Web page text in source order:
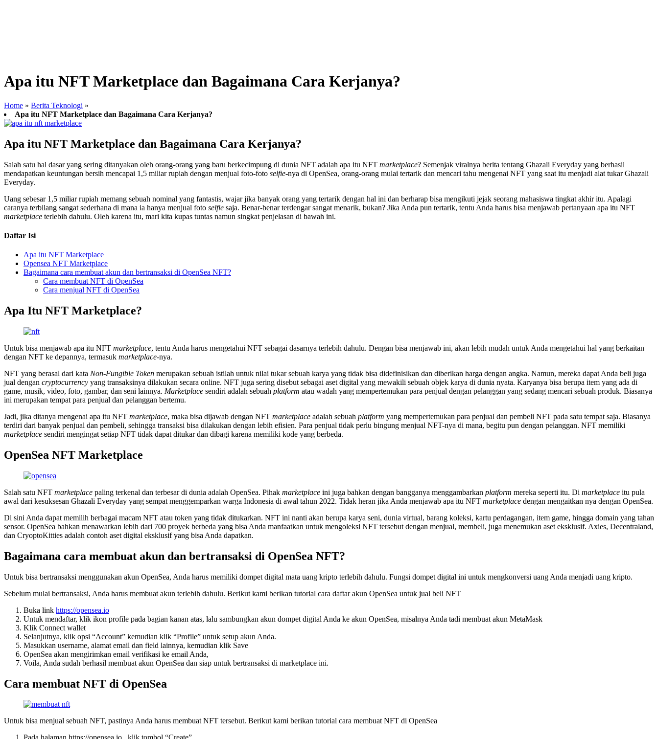
Apa itu NFT Marketplace dan Bagaimana Cara Kerjanya?
Home » Berita Teknologi »
Apa itu NFT Marketplace dan Bagaimana Cara Kerjanya?
Apa itu NFT Marketplace dan Bagaimana Cara Kerjanya?
Salah satu hal dasar yang sering ditanyakan oleh orang-orang yang baru berkecimpung di dunia NFT adalah apa itu NFT marketplace? Semenjak viralnya berita tentang Ghazali Everyday yang berhasil
mendapatkan keuntungan bersih mencapai 1,5 miliar rupiah dengan menjual foto-foto selfie-nya di OpenSea, orang-orang mulai tertarik dan mencari tahu mengenai NFT yang saat itu menjadi alat tukar Ghazali
Everyday.
Uang sebesar 1,5 miliar rupiah memang sebuah nominal yang fantastis, wajar jika banyak orang yang tertarik dengan hal ini dan berharap bisa mengikuti jejak seorang mahasiswa tingkat akhir itu. Apalagi
caranya terbilang sangat sederhana di mana ia hanya menjual foto selfie saja. Benar-benar terdengar sangat menarik, bukan? Jika Anda pun tertarik, tentu Anda harus bisa menjawab pertanyaan apa itu NFT
marketplace terlebih dahulu. Oleh karena itu, mari kita kupas tuntas namun singkat penjelasan di bawah ini.
Daftar Isi
Apa itu NFT Marketplace
Opensea NFT Marketplace
Bagaimana cara membuat akun dan bertransaksi di OpenSea NFT?
Cara membuat NFT di OpenSea
Cara menjual NFT di OpenSea
Apa Itu NFT Marketplace?
Untuk bisa menjawab apa itu NFT marketplace, tentu Anda harus mengetahui NFT sebagai dasarnya terlebih dahulu. Dengan bisa menjawab ini, akan lebih mudah untuk Anda mengetahui hal yang berkaitan
dengan NFT ke depannya, termasuk marketplace-nya.
NFT yang berasal dari kata Non-Fungible Token merupakan sebuah istilah untuk nilai tukar sebuah karya yang tidak bisa didefinisikan dan diberikan harga dengan angka. Namun, mereka dapat Anda beli juga
jual dengan cryptocurrency yang transaksinya dilakukan secara online. NFT juga sering disebut sebagai aset digital yang mewakili sebuah objek karya di dunia nyata. Karyanya bisa berupa item yang ada di
game, musik, video, foto, gambar, dan seni lainnya. Marketplace sendiri adalah sebuah platform atau wadah yang mempertemukan para penjual dengan pelanggan yang sedang mencari sebuah produk. Biasanya
ini merupakan tempat para penjual dan pelanggan bertemu.
Jadi, jika ditanya mengenai apa itu NFT marketplace, maka bisa dijawab dengan NFT marketplace adalah sebuah platform yang mempertemukan para penjual dan pembeli NFT pada satu tempat saja. Biasanya
terdiri dari banyak penjual dan pembeli, sehingga transaksi bisa dilakukan dengan lebih efisien. Para penjual tidak perlu bingung menjual NFT-nya di mana, begitu pun dengan pelanggan. NFT memiliki
marketplace sendiri mengingat setiap NFT tidak dapat ditukar dan dibagi karena memiliki kode yang berbeda.
OpenSea NFT Marketplace
Salah satu NFT marketplace paling terkenal dan terbesar di dunia adalah OpenSea. Pihak marketplace ini juga bahkan dengan bangganya menggambarkan platform mereka seperti itu. Di marketplace itu pula
awal dari kesuksesan Ghazali Everyday yang sempat menggemparkan warga Indonesia di awal tahun 2022. Tidak heran jika Anda menjawab apa itu NFT marketplace dengan mengaitkan nya dengan OpenSea.
Di sini Anda dapat memilih berbagai macam NFT atau token yang tidak ditukarkan. NFT ini nanti akan berupa karya seni, dunia virtual, barang koleksi, kartu perdagangan, item game, hingga domain yang tahan
sensor. OpenSea bahkan menawarkan lebih dari 700 proyek berbeda yang bisa Anda manfaatkan untuk mengoleksi NFT tersebut dengan menjual, membeli, juga menemukan aset eksklusif. Axies, Decentraland,
dan CryoptoKitties adalah contoh aset digital eksklusif yang bisa Anda dapatkan.
Bagaimana cara membuat akun dan bertransaksi di OpenSea NFT?
Untuk bisa bertransaksi menggunakan akun OpenSea, Anda harus memiliki dompet digital mata uang kripto terlebih dahulu. Fungsi dompet digital ini untuk mengkonversi uang Anda menjadi uang kripto.
Sebelum mulai bertransaksi, Anda harus membuat akun terlebih dahulu. Berikut kami berikan tutorial cara daftar akun OpenSea untuk jual beli NFT
Buka link https://opensea.io
Untuk mendaftar, klik ikon profile pada bagian kanan atas, lalu sambungkan akun dompet digital Anda ke akun OpenSea, misalnya Anda tadi membuat akun MetaMask
Klik Connect wallet
Selanjutnya, klik opsi “Account” kemudian klik “Profile” untuk setup akun Anda.
Masukkan username, alamat email dan field lainnya, kemudian klik Save
OpenSea akan mengirimkan email verifikasi ke email Anda,
Voila, Anda sudah berhasil membuat akun OpenSea dan siap untuk bertransaksi di marketplace ini.
Cara membuat NFT di OpenSea
Untuk bisa menjual sebuah NFT, pastinya Anda harus membuat NFT tersebut. Berikut kami berikan tutorial cara membuat NFT di OpenSea